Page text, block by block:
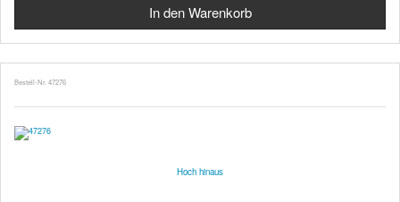
Bestell-Nr. 47276
Hoch hinaus